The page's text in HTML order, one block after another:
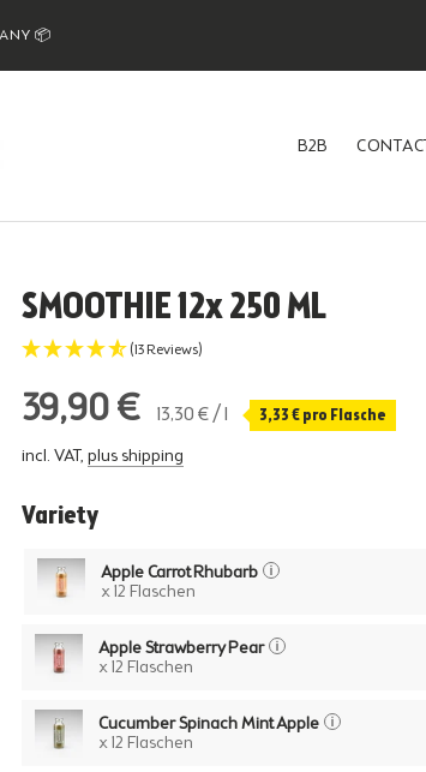
📦
B2B
CONTACT
SMOOTHIE 12x 250 ML
(13 Reviews)
39,90 € 13,30 € / 3,33 € pro Flasche
incl. VAT, plus shipping
Variety
Apple Carrot Rhubarb
x 12 Flaschen
Apple Strawberry Pear
x 12 Flaschen
Cucumber Spinach MintApple
x 12 Flaschen